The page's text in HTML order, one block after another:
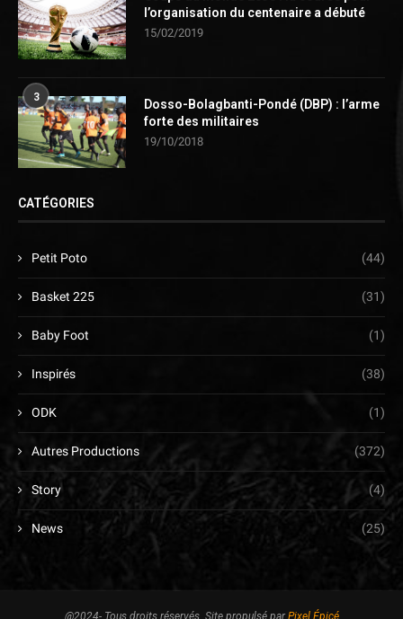
l’organisation du centenaire a débuté
15/02/2019
3
Dosso-Bolagbanti-Pondé (DBP) : l’arme
forte des militaires
19/10/2018
CATÉGORIES
Petit Poto (44)
Basket 225 (31)
Baby Foot (1)
Inspirés (38)
ODK (1)
Autres Productions (372)
Story (4)
News (25)
@2024- Tous droits réservés. Site propulsé par Pixel Épicé